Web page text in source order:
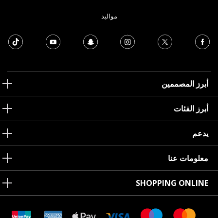
مواليد
أبرز المصممين
أبرز الفئات
يدعم
معلومات عنا
SHOPPING ONLINE